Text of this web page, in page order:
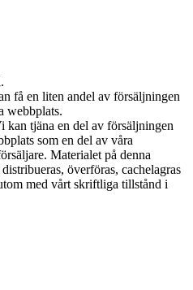
få en liten andel av försäljningen
webbplats.
tjäna en del av försäljningen
som en del av våra
Materialet på denna
överföras, cachelagras
med vårt skriftliga tillstånd i